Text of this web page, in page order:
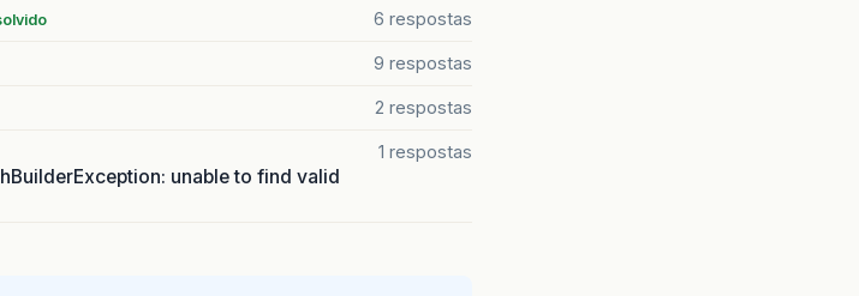
6 respostas
9 respostas
2 respostas
unable to find valid
1 respostas